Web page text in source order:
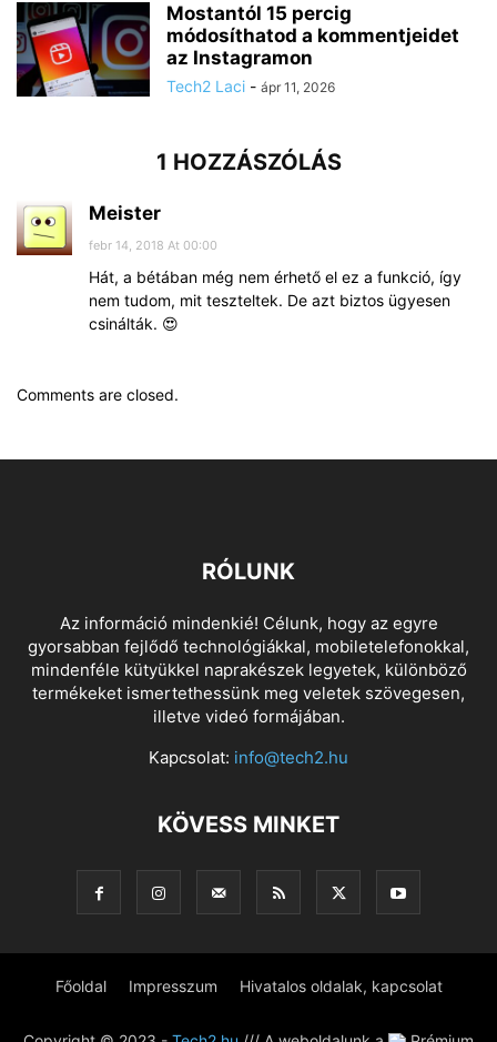
Mostantól 15 percig
módosíthatod a kommentjeidet
az Instagramon
Tech2 Laci - ápr 11, 2026
1 HOZZÁSZÓLÁS
Meister
febr 14, 2018 At 00:00
Hát, a bétában még nem érhető el ez a funkció, így
nem tudom, mit teszteltek. De azt biztos ügyesen
csinálták. 😍
Comments are closed.
RÓLUNK
Az információ mindenkié! Célunk, hogy az egyre
gyorsabban fejlődő technológiákkal, mobiletelefonokkal,
mindenféle kütyükkel naprakészek legyetek, különböző
termékeket ismertethessünk meg veletek szövegesen,
illetve videó formájában.
Kapcsolat: info@tech2.hu
KÖVESS MINKET
Főoldal Impresszum Hivatalos oldalak, kapcsolat